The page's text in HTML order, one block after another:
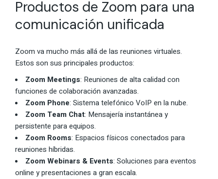
Productos de Zoom para una
comunicación unificada
Zoom va mucho más allá de las reuniones virtuales.
Estos son sus principales productos:
Zoom Meetings: Reuniones de alta calidad con
funciones de colaboración avanzadas.
Zoom Phone: Sistema telefónico VoIP en la nube.
Zoom Team Chat: Mensajería instantánea y
persistente para equipos.
Zoom Rooms: Espacios físicos conectados para
reuniones híbridas.
Zoom Webinars & Events: Soluciones para eventos
online y presentaciones a gran escala.